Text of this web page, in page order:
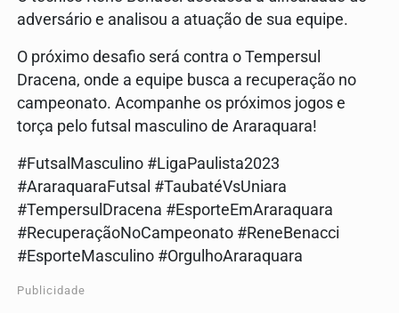
adversário e analisou a atuação de sua equipe.
O próximo desafio será contra o Tempersul
Dracena, onde a equipe busca a recuperação no
campeonato. Acompanhe os próximos jogos e
torça pelo futsal masculino de Araraquara!
#FutsalMasculino #LigaPaulista2023
#AraraquaraFutsal #TaubatéVsUniara
#TempersulDracena #EsporteEmAraraquara
#RecuperaçãoNoCampeonato #ReneBenacci
#EsporteMasculino #OrgulhoAraraquara
Publicidade